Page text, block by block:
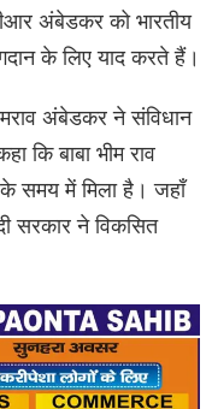
अंबेडकर को भारतीय
के लिए याद करते हैं।
अंबेडकर ने संविधान
कि बाबा भीम राव
समय में मिला है। जहाँ
सरकार ने विकसित